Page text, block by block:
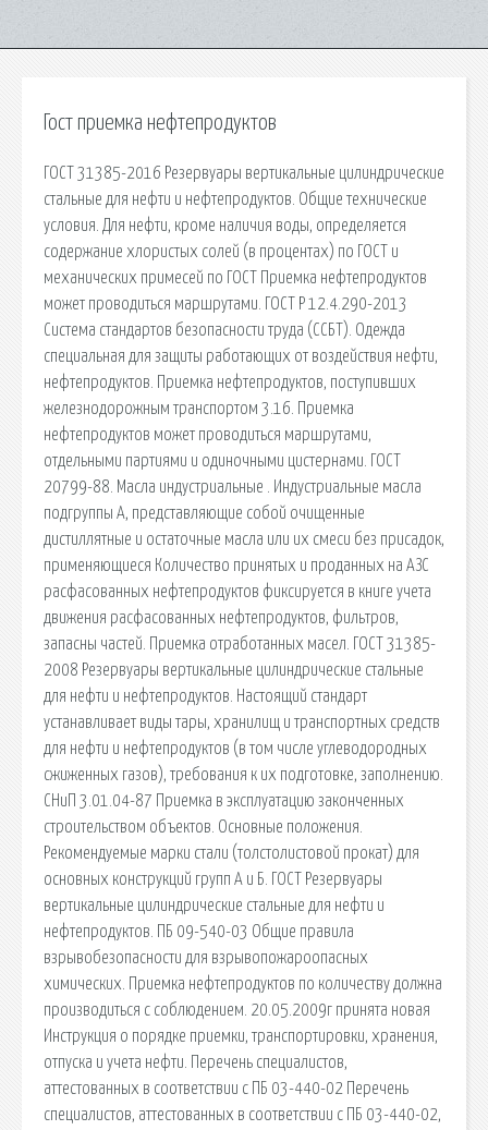
Гост приемка нефтепродуктов
ГОСТ 31385-2016 Резервуары вертикальные цилиндрические
стальные для нефти и нефтепродуктов. Общие технические
условия. Для нефти, кроме наличия воды, определяется
содержание хлористых солей (в процентах) по ГОСТ и
механических примесей по ГОСТ Приемка нефтепродуктов
может проводиться маршрутами. ГОСТ Р 12.4.290-2013
Система стандартов безопасности труда (ССБТ). Одежда
специальная для защиты работающих от воздействия нефти,
нефтепродуктов. Приемка нефтепродуктов, поступивших
железнодорожным транспортом 3.16. Приемка
нефтепродуктов может проводиться маршрутами,
отдельными партиями и одиночными цистернами. ГОСТ
20799-88. Масла индустриальные . Индустриальные масла
подгруппы А, представляющие собой очищенные
дистиллятные и остаточные масла или их смеси без присадок,
применяющиеся Количество принятых и проданных на АЗС
расфасованных нефтепродуктов фиксируется в книге учета
движения расфасованных нефтепродуктов, фильтров,
запасны частей. Приемка отработанных масел. ГОСТ 31385-
2008 Резервуары вертикальные цилиндрические стальные
для нефти и нефтепродуктов. Настоящий стандарт
устанавливает виды тары, хранилищ и транспортных средств
для нефти и нефтепродуктов (в том числе углеводородных
сжиженных газов), требования к их подготовке, заполнению.
СНиП 3.01.04-87 Приемка в эксплуатацию законченных
строительством объектов. Основные положения.
Рекомендуемые марки стали (толстолистовой прокат) для
основных конструкций групп А и Б. ГОСТ Резервуары
вертикальные цилиндрические стальные для нефти и
нефтепродуктов. ПБ 09-540-03 Общие правила
взрывобезопасности для взрывопожароопасных
химических. Приемка нефтепродуктов по количеству должна
производиться с соблюдением. 20.05.2009г принята новая
Инструкция о порядке приемки, транспортировки, хранения,
отпуска и учета нефти. Перечень специалистов,
аттестованных в соответствии с ПБ 03-440-02 Перечень
специалистов, аттестованных в соответствии с ПБ 03-440-02,